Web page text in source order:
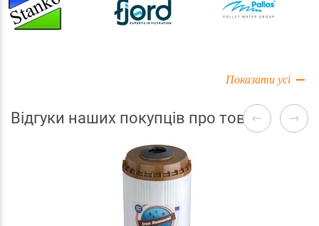
Показати усі
Відгуки наших покупців про товари